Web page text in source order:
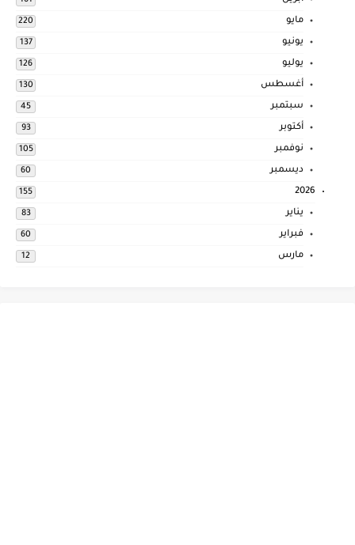
مايو 220
يونيو 137
يوليو 126
أغسطس 130
سبتمبر 45
أكتوبر 93
نوفمبر 105
ديسمبر 60
2026
155
يناير 83
فبراير 60
مارس 12